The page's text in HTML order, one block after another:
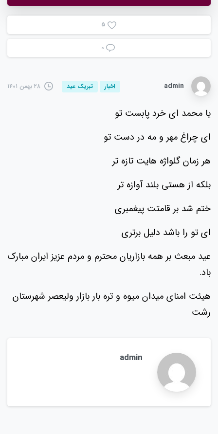
5
۰
admin اخبار تبریک عید ۲۸ بهمن ۱۴۰۱
یا محمد ای خرد پابست تو
ای چراغ مهر و مه در دست تو
هر زمان گلواژه هایت تازه تر
بلکه از هستی بلند آوازه تر
ختم شد بر قامتت پیغمبری
ای تو را باشد دلیل برتری
عید مبعث بر همه بازاریان محترم و مردم عزیز ایران مبارک
باد.
هیئت امنای میدان میوه و تره بار بازار ولیعصر شهرستان
رشت
admin